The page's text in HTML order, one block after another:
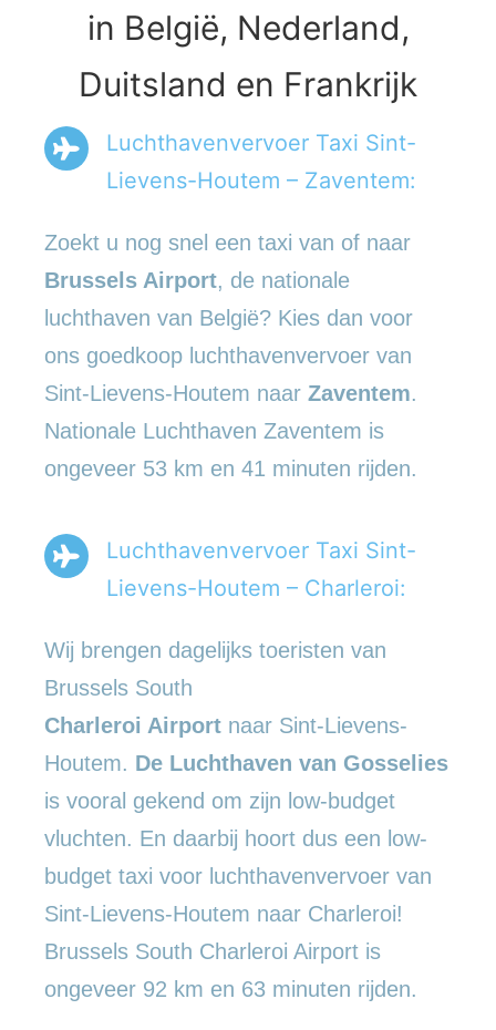
in België, Nederland,
Duitsland en Frankrijk
Luchthavenvervoer Taxi Sint-
Lievens-Houtem – Zaventem:
Zoekt u nog snel een taxi van of naar
Brussels Airport, de nationale
luchthaven van België? Kies dan voor
ons goedkoop luchthavenvervoer van
Sint-Lievens-Houtem naar Zaventem.
Nationale Luchthaven Zaventem is
ongeveer 53 km en 41 minuten rijden.
Luchthavenvervoer Taxi Sint-
Lievens-Houtem – Charleroi:
Wij brengen dagelijks toeristen van
Brussels South
Charleroi Airport naar Sint-Lievens-
Houtem. De Luchthaven van Gosselies
is vooral gekend om zijn low-budget
vluchten. En daarbij hoort dus een low-
budget taxi voor luchthavenvervoer van
Sint-Lievens-Houtem naar Charleroi!
Brussels South Charleroi Airport is
ongeveer 92 km en 63 minuten rijden.